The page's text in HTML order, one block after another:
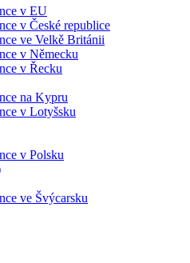
v EU
v České republice
ve Velkě Británii
v Německu
v Řecku
na Kypru
v Lotyšsku
v Polsku
ve Švýcarsku